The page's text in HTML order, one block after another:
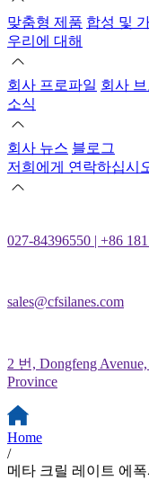
맞춤형 제품 합성 및
우리에 대해
회사 프로파일 회사 브
소식
회사 뉴스 블로그
저희에게 연락하십시
027-84396550 | +86
sales@cfsilanes.com
2 번, Dongfeng
Province
Home
/
메타 크릴 레이트 에